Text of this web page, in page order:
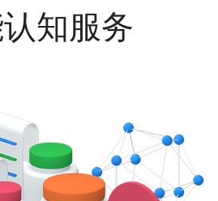
知服务